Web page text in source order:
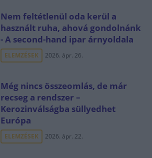
Nem feltétlenül oda kerül a
használt ruha, ahová gondolnánk
- A second-hand ipar árnyoldala
ELEMZÉSEK 2026. ápr. 26.
Még nincs összeomlás, de már
recseg a rendszer –
Kerozinválságba süllyedhet
Európa
ELEMZÉSEK 2026. ápr. 22.